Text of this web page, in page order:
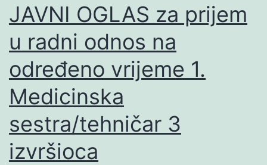
JAVNI OGLAS za prijem
u radni odnos na
određeno vrijeme 1.
Medicinska
sestra/tehničar 3
izvršioca